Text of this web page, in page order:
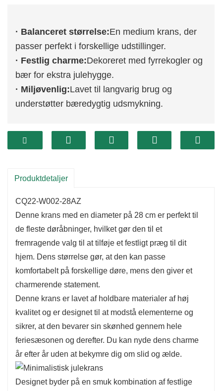
· Balanceret størrelse:En medium krans, der
passer perfekt i forskellige udstillinger.
· Festlig charme:Dekoreret med fyrrekogler og
bær for ekstra julehygge.
· Miljøvenlig:Lavet til langvarig brug og
understøtter bæredygtig udsmykning.
Produktdetaljer
CQ22-W002-28AZ
Denne krans med en diameter på 28 cm er perfekt til
de fleste døråbninger, hvilket gør den til et
fremragende valg til at tilføje et festligt præg til dit
hjem. Dens størrelse gør, at den kan passe
komfortabelt på forskellige døre, mens den giver et
charmerende statement.
Denne krans er lavet af holdbare materialer af høj
kvalitet og er designet til at modstå elementerne og
sikrer, at den bevarer sin skønhed gennem hele
feriesæsonen og derefter. Du kan nyde dens charme
år efter år uden at bekymre dig om slid og ælde.
Designet byder på en smuk kombination af festlige